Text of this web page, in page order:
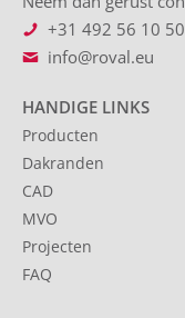
+31 492 56 10 50
info@roval.eu
HANDIGE LINKS
Producten
Dakranden
CAD
MVO
Projecten
FAQ